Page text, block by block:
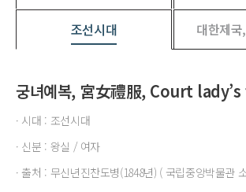
조선시대 대한제
궁녀예복, 宮女禮服, Court
· 시대 : 조선시대
· 신분 : 왕실 / 여자
· 출처 : 무신년진찬도병(1848년) ( 국립중앙박물관